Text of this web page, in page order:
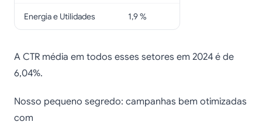
Energia e Utilidades 1,9 %
A CTR média em todos esses setores em 2024 é de
6,04%.
Nosso pequeno segredo: campanhas bem otimizadas
com